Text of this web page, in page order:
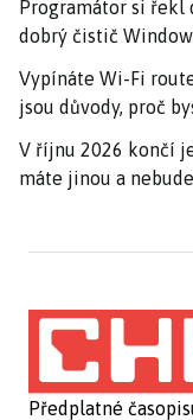
Programátor si řekl
dobrý čistič
Vypínáte Wi-Fi
jsou důvody, proč
V říjnu 2026 končí
máte jinou a
Předplatné